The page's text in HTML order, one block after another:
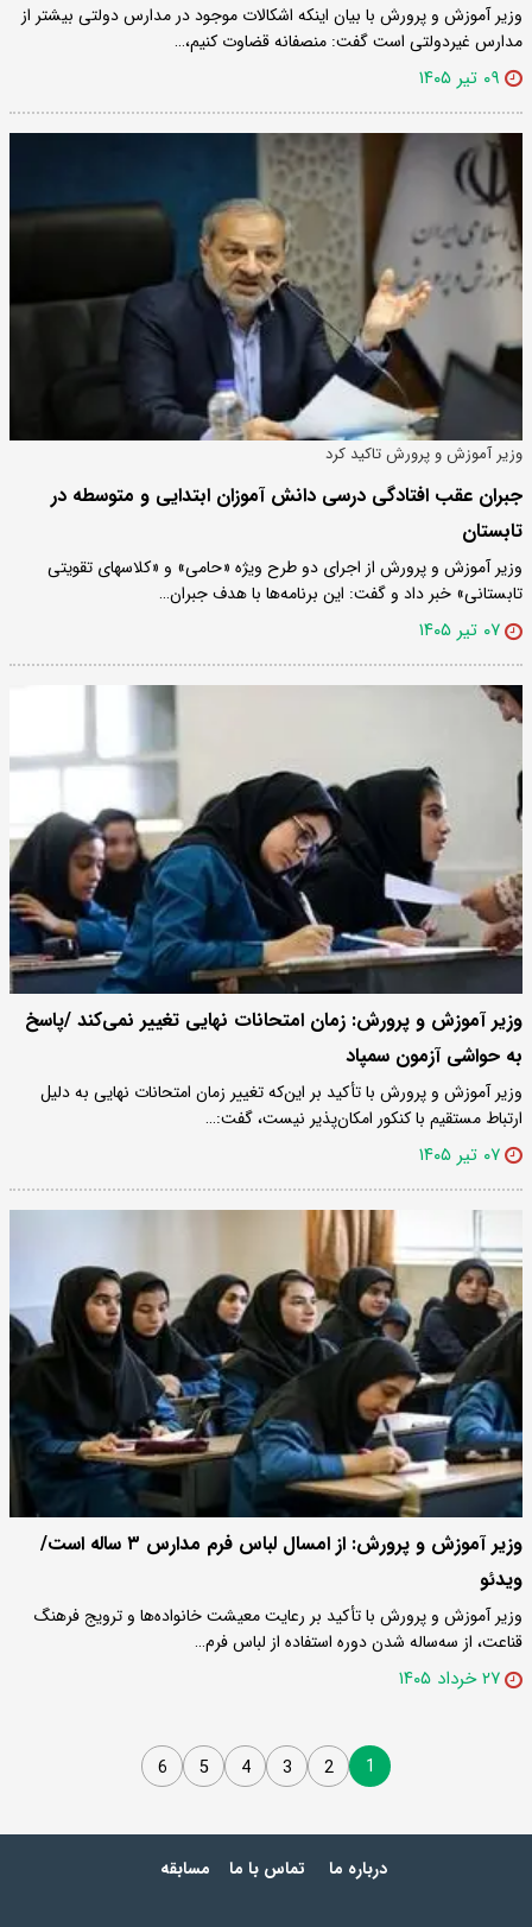
وزیر آموزش و پرورش با بیان اینکه اشکالات موجود در مدارس دولتی بیشتر از
مدارس غیردولتی است گفت: منصفانه قضاوت کنیم،…
۰۹ تیر ۱۴۰۵
وزیر آموزش و پرورش تاکید کرد
جبران عقب افتادگی درسی دانش آموزان ابتدایی و متوسطه در
تابستان
وزیر آموزش و پرورش از اجرای دو طرح ویژه «حامی» و «کلاسهای تقویتی
تابستانی» خبر داد و گفت: این برنامه‌ها با هدف جبران…
۰۷ تیر ۱۴۰۵
وزیر آموزش و پرورش: زمان امتحانات نهایی تغییر نمی‌کند /پاسخ
به حواشی آزمون سمپاد
وزیر آموزش‌ و پرورش با تأکید بر این‌که تغییر زمان امتحانات نهایی به دلیل
ارتباط مستقیم با کنکور امکان‌پذیر نیست، گفت:…
۰۷ تیر ۱۴۰۵
وزیر آموزش و پرورش: از امسال لباس فرم مدارس ۳ ساله است/
ویدئو
وزیر آموزش و پرورش با تأکید بر رعایت معیشت خانواده‌ها و ترویج فرهنگ
قناعت، از سه‌ساله شدن دوره استفاده از لباس فرم…
۲۷ خرداد ۱۴۰۵
1
2
3
4
5
6
درباره ما تماس با ما مسابقه